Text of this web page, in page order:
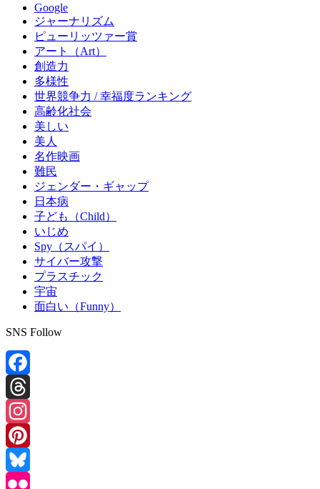
Google
ジャーナリズム
ピューリッツァー賞
アート（Art）
創造力
多様性
世界競争力 / 幸福度ランキング
高齢化社会
美しい
美人
名作映画
難民
ジェンダー・ギャップ
日本病
子ども（Child）
いじめ
Spy（スパイ）
サイバー攻撃
プラスチック
宇宙
面白い（Funny）
SNS Follow
Facebook
Threads
Instagram
Pinterest
Bluesky